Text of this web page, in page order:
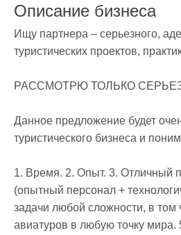
Описание бизнеса
Ищу партнера – серьезного,
туристических проектов,
РАССМОТРЮ ТОЛЬКО
Данное предложение будет
туристического бизнеса и
1. Время. 2. Опыт. 3. Отличный
(опытный персонал +
задачи любой сложности, в
авиатуров в любую точку